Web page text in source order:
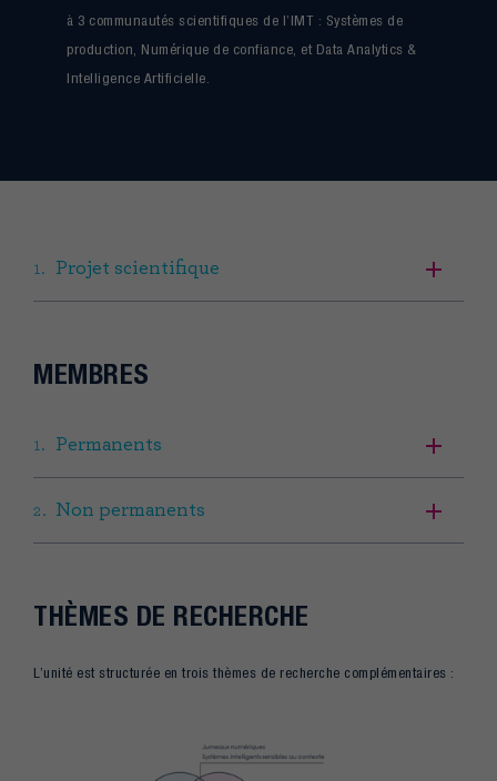
à 3 communautés scientifiques de l’IMT : Systèmes de
production, Numérique de confiance, et Data Analytics &
Intelligence Artificielle.
Projet scientifique
MEMBRES
Permanents
Non permanents
THÈMES DE RECHERCHE
L’unité est structurée en trois thèmes de recherche complémentaires :